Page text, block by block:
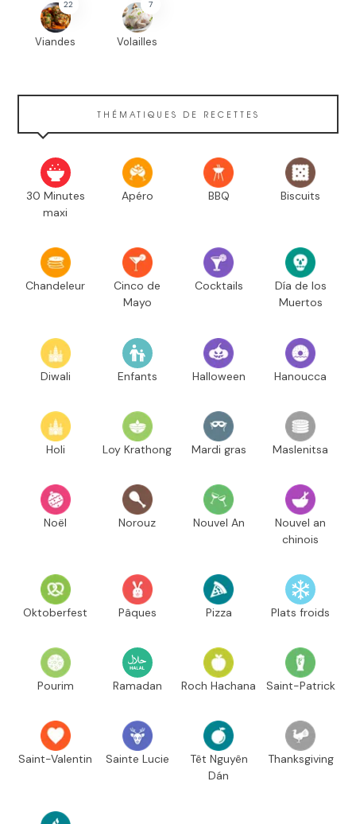
22
Viandes
7
Volailles
THÉMATIQUES DE RECETTES
30 Minutes
maxi
Apéro BBQ Biscuits
Chandeleur
Cinco de
Mayo
Cocktails
Día de los
Muertos
Diwali Enfants Halloween Hanoucca
Holi Loy Krathong Mardi gras Maslenitsa
Noël Norouz Nouvel An
Nouvel an
chinois
Oktoberfest Pâques Pizza Plats froids
Pourim Ramadan Roch Hachana Saint-Patrick
Saint-Valentin Sainte Lucie
Têt Nguyên
Dán
Thanksgiving